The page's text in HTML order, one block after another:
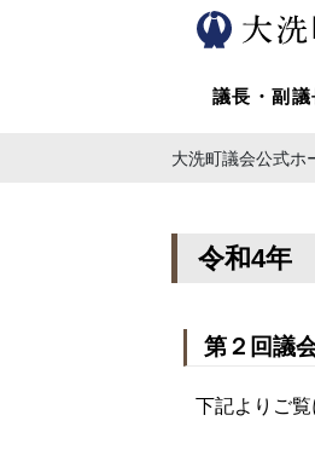
議長・副議
大洗町議会公式ホ
令和4年
第２回議
下記よりご覧